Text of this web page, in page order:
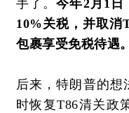
手了。今年2月1日
10%关税，并取消
包裹享受免税待遇。
后来，特朗普的想
时恢复T86清关政